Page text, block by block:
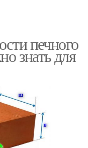
печного
знать для